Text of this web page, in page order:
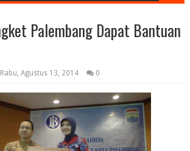
Palembang Dapat Bantuan
Rabu, Agustus 13, 2014 0